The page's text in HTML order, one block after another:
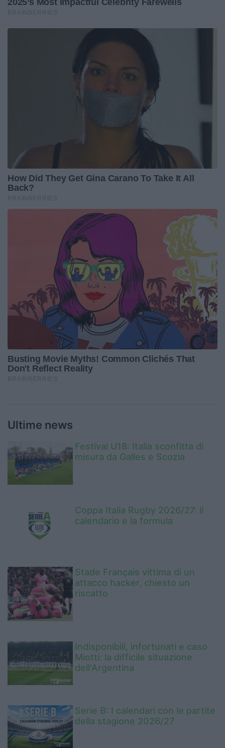
Ultime news
Festival U18: Italia sconfitta di
misura da Galles e Scozia
Coppa Italia Rugby 2026/27: il
calendario e la formula
Stade Français vittima di un
attacco hacker, chiesto un
riscatto
Indisponibili, infortunati e caso
Miotti: la difficile situazione
dell'Argentina
Serie B: I calendari con le partite
della stagione 2026/27